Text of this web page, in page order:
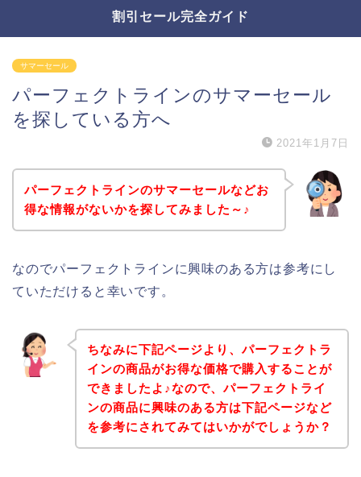
割引セール完全ガイド
サマーセール
パーフェクトラインのサマーセール
を探している方へ
2021年1月7日
パーフェクトラインのサマーセールなどお
得な情報がないかを探してみました～♪
なのでパーフェクトラインに興味のある方は参考にし
ていただけると幸いです。
ちなみに下記ページより、パーフェクトラ
インの商品がお得な価格で購入することが
できましたよ♪なので、パーフェクトライ
ンの商品に興味のある方は下記ページなど
を参考にされてみてはいかがでしょうか？